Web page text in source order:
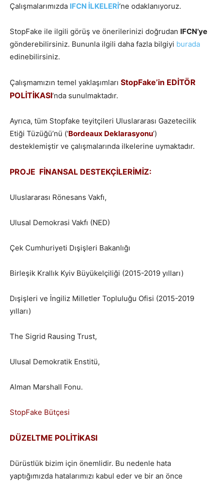
Çalışmalarımızda IFCN İLKELERİ‘ne odaklanıyoruz.
StopFake ile ilgili görüş ve önerilerinizi doğrudan IFCN’ye
gönderebilirsiniz. Bununla ilgili daha fazla bilgiyi burada
edinebilirsiniz.
Çalışmamızın temel yaklaşımları StopFake’in EDİTÖR
POLİTİKASI‘nda sunulmaktadır.
Ayrıca, tüm Stopfake teyitçileri Uluslararası Gazetecilik
Etiği Tüzüğü’nü (‘Bordeaux Deklarasyonu’)
desteklemiştir ve çalışmalarında ilkelerine uymaktadır.
PROJE FİNANSAL DESTEKÇİLERİMİZ:
Uluslararası Rönesans Vakfı,
Ulusal Demokrasi Vakfı (NED)
Çek Cumhuriyeti Dışişleri Bakanlığı
Birleşik Krallık Kyiv Büyükelçiliği (2015-2019 yılları)
Dışişleri ve İngiliz Milletler Topluluğu Ofisi (2015-2019
yılları)
The Sigrid Rausing Trust,
Ulusal Demokratik Enstitü,
Alman Marshall Fonu.
StopFake Bütçesi
DÜZELTME POLİTİKASI
Dürüstlük bizim için önemlidir. Bu nedenle hata
yaptığımızda hatalarımızı kabul eder ve bir an önce